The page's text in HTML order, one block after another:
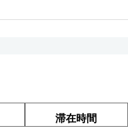
滞在時間